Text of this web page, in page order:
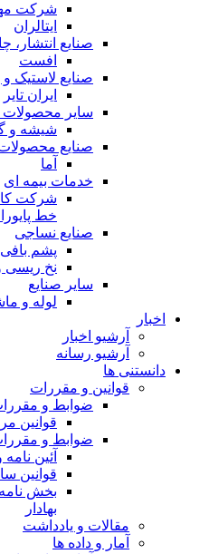
شرکت
ایتالران
صنایع انتشار،
افست
صنایع لاستیک و
ایران تایر
ساير محصولات
شیشه و
صنایع
آما
خدمات بیمه ای
شرکت
خط
صنایع نساجی
پشم بافی
نخ
سایر صنایع
لوله و
اخبار
آرشیو اخبار
آرشیو رسانه
دانستنی ها
قوانین و مقررات
ضوابط و
قوانين
ضوابط و
آئین
قوانین
بخش
بهادار
مقالات و یادداشت
آمار و داده ها